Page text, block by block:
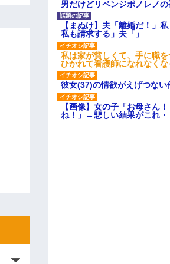
男だけどリベンジポノレノ
【まぬけ】夫「離婚だ！」
私も請求する」夫「」
私は家が貧しくて、手に職
ひかれて看護師になれなくな
彼女(37)の情欲がえげつない
【画像】女の子「お母さん
ね！」→悲しい結果がこれ・